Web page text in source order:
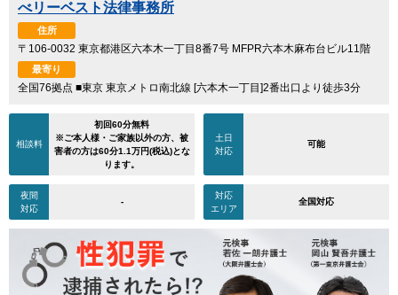
べリーベスト法律事務所
住所
〒106-0032 東京都港区六本木一丁目8番7号 MFPR六本木麻布台ビル11階
最寄り
全国76拠点 ■東京 東京メトロ南北線 [六本木一丁目]2番出口より徒歩3分
相談料
初回60分無料
※ご本人様・ご家族以外の方、被
害者の方は60分1.1万円(税込)とな
ります。
土日
対応
可能
夜間
対応
-
対応
エリア
全国対応